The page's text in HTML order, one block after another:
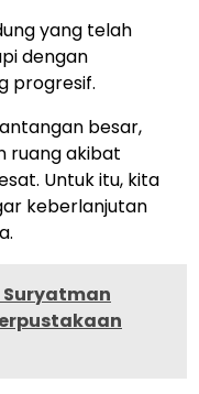
yang telah
dengan
progresif.
besar,
ruang akibat
Untuk itu, kita
keberlanjutan
Suryatman